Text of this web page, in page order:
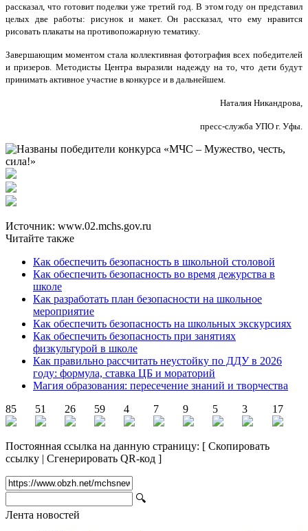
рассказал, что готовит поделки уже третий год. В этом году он представил
целых две работы: рисунок и макет. Он рассказал, что ему нравится
рисовать плакаты на противопожарную тематику.
Завершающим моментом стала коллективная фотография всех победителей
и призеров. Методисты Центра выразили надежду на то, что дети будут
принимать активное участие в конкурсе и в дальнейшем.
Наталия Никандрова,
пресс-служба УПО г. Уфы.
Источник: www.02.mchs.gov.ru
Читайте также
Как обеспечить безопасность в школьной столовой
Как обеспечить безопасность во время дежурства в
школе
Как разработать план безопасности на школьное
мероприятие
Как обеспечить безопасность на школьных экскурсиях
Как обеспечить безопасность при занятиях
физкультурой в школе
Как правильно рассчитать неустойку по ДДУ в 2026
году: формула, ставка ЦБ и мораторий
Магия образования: пересечение знаний и творчества
85
51 26 59 4 7 9 5 3 17
Постоянная ссылка на данную страницу: [ Скопировать
ссылку | Сгенерировать QR-код ]
🔍
Лента новостей